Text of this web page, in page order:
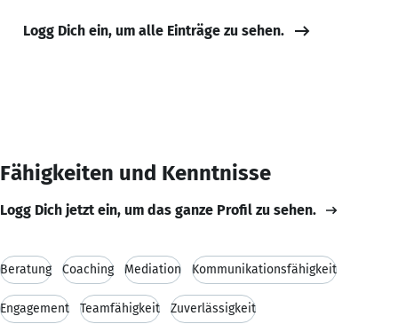
Logg Dich ein, um alle Einträge zu sehen.
Fähigkeiten und Kenntnisse
Logg Dich jetzt ein, um das ganze Profil zu sehen.
Beratung Coaching Mediation Kommunikationsfähigkeit
Engagement Teamfähigkeit Zuverlässigkeit